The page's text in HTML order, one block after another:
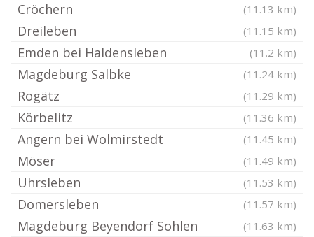
Cröchern (11.13 km)
Dreileben (11.15 km)
Emden bei Haldensleben (11.2 km)
Magdeburg Salbke (11.24 km)
Rogätz (11.29 km)
Körbelitz (11.36 km)
Angern bei Wolmirstedt (11.45 km)
Möser (11.49 km)
Uhrsleben (11.53 km)
Domersleben (11.57 km)
Magdeburg Beyendorf Sohlen (11.63 km)